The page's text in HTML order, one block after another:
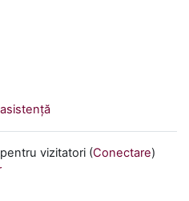
vizitatori (Conectare)